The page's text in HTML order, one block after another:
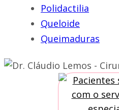
Polidactilia
Queloide
Queimaduras